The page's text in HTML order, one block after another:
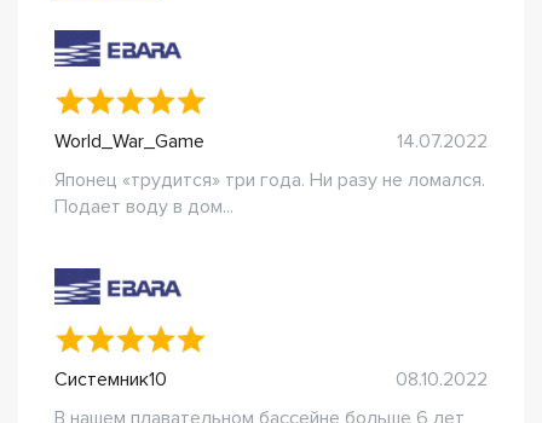
World_War_Game
14.07.2022
Японец «трудится» три года. Ни разу не ломался.
Подает воду в дом...
Системник10
08.10.2022
В нашем плавательном бассейне больше 6 лет